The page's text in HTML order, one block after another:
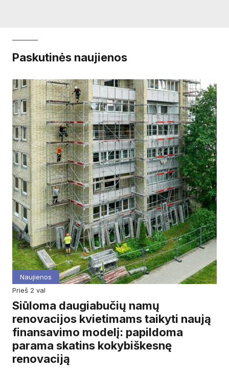
Paskutinės naujienos
Naujienos
prieš 2 val
Siūloma daugiabučių namų
renovacijos kvietimams taikyti naują
finansavimo modelį: papildoma
parama skatins kokybiškesnę
renovaciją